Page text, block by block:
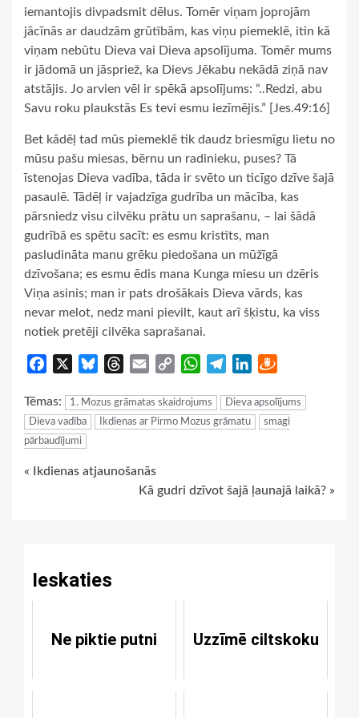
iemantojis divpadsmit dēlus. Tomēr viņam joprojām
jācīnās ar daudzām grūtībām, kas viņu piemeklē, itin kā
viņam nebūtu Dieva vai Dieva apsolījuma. Tomēr mums
ir jādomā un jāspriež, ka Dievs Jēkabu nekādā ziņā nav
atstājis. Jo arvien vēl ir spēkā apsolījums: “..Redzi, abu
Savu roku plaukstās Es tevi esmu iezīmējis.” [Jes.49:16]
Bet kādēļ tad mūs piemeklē tik daudz briesmīgu lietu no
mūsu pašu miesas, bērnu un radinieku, puses? Tā
īstenojas Dieva vadība, tāda ir svēto un ticīgo dzīve šajā
pasaulē. Tādēļ ir vajadzīga gudrība un mācība, kas
pārsniedz visu cilvēku prātu un saprašanu, – lai šādā
gudrībā es spētu sacīt: es esmu kristīts, man
pasludināta manu grēku piedošana un mūžīgā
dzīvošana; es esmu ēdis mana Kunga miesu un dzēris
Viņa asinis; man ir pats drošākais Dieva vārds, kas
nevar melot, nedz mani pievilt, kaut arī šķistu, ka viss
notiek pretēji cilvēka saprašanai.
Facebook BlueskyThreads
Email
Copy
WhatsApp
TelegramLinkedIn
Tēmas: 1. Mozus grāmatas skaidrojums
Dieva apsolījums
Dieva vadība
Ikdienas ar Pirmo Mozus grāmatu
smagi
pārbaudījumi
Continue
« Ikdienas atjaunošanās
Kā gudri dzīvot šajā ļaunajā laikā? »
Ieskaties
Ne piktie putni Uzzīmē ciltskoku